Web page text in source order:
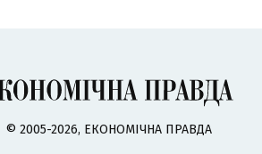
© 2005-2026, ЕКОНОМІЧНА ПРАВДА